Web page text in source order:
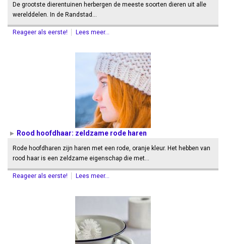
De grootste dierentuinen herbergen de meeste soorten dieren uit alle
werelddelen. In de Randstad…
Reageer als eerste! Lees meer...
Rood hoofdhaar: zeldzame rode haren
Rode hoofdharen zijn haren met een rode, oranje kleur. Het hebben van
rood haar is een zeldzame eigenschap die met…
Reageer als eerste! Lees meer...